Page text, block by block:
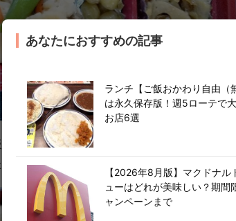
上に、竹の子がデン！と鎮座しています。
あなたにおすすめの記事
ランチ【ご飯おかわり自由（
は永久保存版！週5ローテで
お店6選
【2026年8月版】マクドナル
ューはどれが美味しい？期間
ャンペーンまで